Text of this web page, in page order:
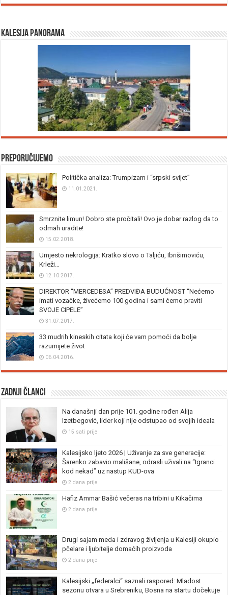
Kalesija panorama
Preporučujemo
Politička analiza: Trumpizam i “srpski svijet”
11.01.2021.
Smrznite limun! Dobro ste pročitali! Ovo je dobar razlog da to
odmah uradite!
15.02.2018.
Umjesto nekrologija: Kratko slovo o Taljiću, Ibrišimoviću,
Krleži…
12.10.2017.
DIREKTOR “MERCEDESA” PREDVIĐA BUDUĆNOST “Nećemo
imati vozačke, živećemo 100 godina i sami ćemo praviti
SVOJE CIPELE”
31.07.2017.
33 mudrih kineskih citata koji će vam pomoći da bolje
razumijete život
06.04.2016.
Zadnji članci
Na današnji dan prije 101. godine rođen Alija
Izetbegović, lider koji nije odstupao od svojih ideala
15 sati prije
Kalesijsko ljeto 2026 | Uživanje za sve generacije:
Šarenko zabavio mališane, odrasli uživali na “Igranci
kod nekad” uz nastup KUD-ova
2 dana prije
Hafiz Ammar Bašić večeras na tribini u Kikačima
2 dana prije
Drugi sajam meda i zdravog življenja u Kalesiji okupio
pčelare i ljubitelje domaćih proizvoda
2 dana prije
Kalesijski „federalci“ saznali raspored: Mladost
sezonu otvara u Srebreniku, Bosna na startu dočekuje